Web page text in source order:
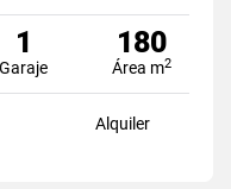
1
Garaje
180
Área m2
Alquiler